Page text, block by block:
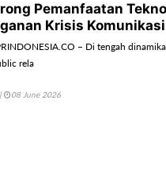
Pemanfaatan
Krisis Komunikasi
– Di tengah
rela
08 June 2026